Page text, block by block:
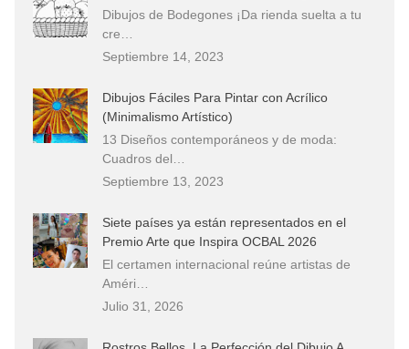
Dibujos de Bodegones ¡Da rienda suelta a tu
cre…
Septiembre 14, 2023
Dibujos Fáciles Para Pintar con Acrílico
(Minimalismo Artístico)
13 Diseños contemporáneos y de moda:
Cuadros del…
Septiembre 13, 2023
Siete países ya están representados en el
Premio Arte que Inspira OCBAL 2026
El certamen internacional reúne artistas de
Améri…
Julio 31, 2026